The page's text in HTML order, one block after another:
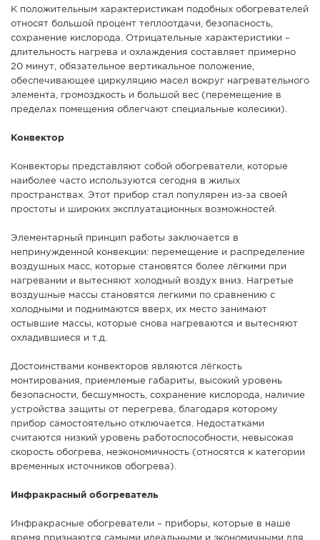
К положительным характеристикам подобных обогревателей
относят большой процент теплоотдачи, безопасность,
сохранение кислорода. Отрицательные характеристики –
длительность нагрева и охлаждения составляет примерно
20 минут, обязательное вертикальное положение,
обеспечивающее циркуляцию масел вокруг нагревательного
элемента, громоздкость и большой вес (перемещение в
пределах помещения облегчают специальные колесики).
Конвектор
Конвекторы представляют собой обогреватели, которые
наиболее часто используются сегодня в жилых
пространствах. Этот прибор стал популярен из-за своей
простоты и широких эксплуатационных возможностей.
Элементарный принцип работы заключается в
непринужденной конвекции: перемещение и распределение
воздушных масс, которые становятся более лёгкими при
нагревании и вытесняют холодный воздух вниз. Нагретые
воздушные массы становятся легкими по сравнению с
холодными и поднимаются вверх, их место занимают
остывшие массы, которые снова нагреваются и вытесняют
охладившиеся и т.д.
Достоинствами конвекторов являются лёгкость
монтирования, приемлемые габариты, высокий уровень
безопасности, бесшумность, сохранение кислорода, наличие
устройства защиты от перегрева, благодаря которому
прибор самостоятельно отключается. Недостатками
считаются низкий уровень работоспособности, невысокая
скорость обогрева, неэкономичность (относятся к категории
временных источников обогрева).
Инфракрасный обогреватель
Инфракрасные обогреватели – приборы, которые в наше
время признаются самыми идеальными и экономичными для